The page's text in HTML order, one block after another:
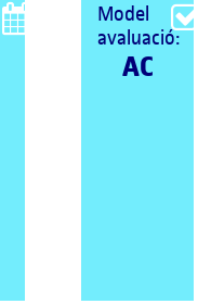
Model
avaluació:
AC